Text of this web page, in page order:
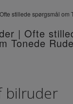
stillede spørgsmål om
| Ofte
Tonede
bilruder